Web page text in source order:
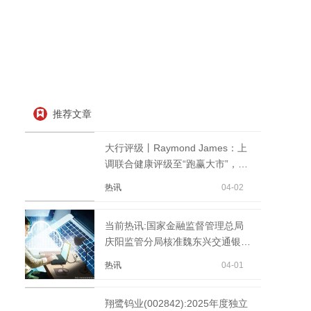
推荐文章
大行评级丨Raymond James：上
调联合健康评级至“跑赢大市”，目
热讯 04-02
当前热讯:国家金融监督管理总局
庆阳监管分局核准魏东兴交通银行
热讯 04-01
翔鹭钨业(002842):2025年度独立